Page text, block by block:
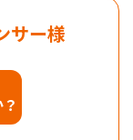
サー様